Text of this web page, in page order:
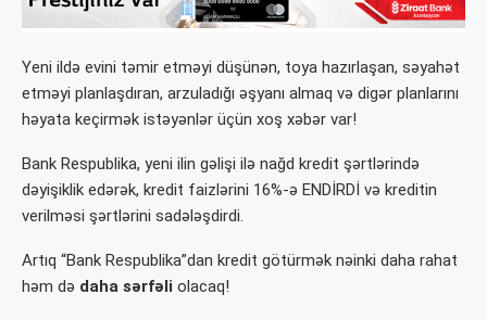
Yeni ildə evini təmir etməyi düşünən, toya hazırlaşan, səyahət
etməyi planlaşdıran, arzuladığı əşyanı almaq və digər planlarını
həyata keçirmək istəyənlər üçün xoş xəbər var!
Bank Respublika, yeni ilin gəlişi ilə nağd kredit şərtlərində
dəyişiklik edərək, kredit faizlərini 16%-ə ENDİRDİ və kreditin
verilməsi şərtlərini sadələşdirdi.
Artıq “Bank Respublika”dan kredit götürmək nəinki daha rahat
həm də daha sərfəli olacaq!